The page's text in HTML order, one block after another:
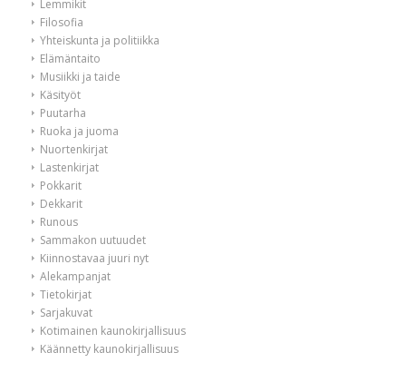
Lemmikit
Filosofia
Yhteiskunta ja politiikka
Elämäntaito
Musiikki ja taide
Käsityöt
Puutarha
Ruoka ja juoma
Nuortenkirjat
Lastenkirjat
Pokkarit
Dekkarit
Runous
Sammakon uutuudet
Kiinnostavaa juuri nyt
Alekampanjat
Tietokirjat
Sarjakuvat
Kotimainen kaunokirjallisuus
Käännetty kaunokirjallisuus